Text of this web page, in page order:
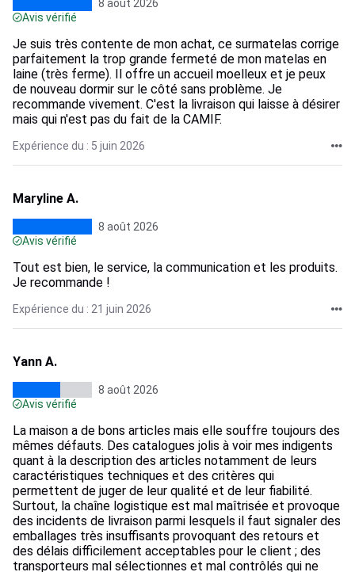
8 août 2026
Avis vérifié
Je suis très contente de mon achat, ce surmatelas corrige
parfaitement la trop grande fermeté de mon matelas en
laine (très ferme). Il offre un accueil moelleux et je peux
de nouveau dormir sur le côté sans problème. Je
recommande vivement. C'est la livraison qui laisse à désirer
mais qui n'est pas du fait de la CAMIF.
Expérience du : 5 juin 2026
Maryline A.
8 août 2026
Avis vérifié
Tout est bien, le service, la communication et les produits.
Je recommande !
Expérience du : 21 juin 2026
Yann A.
8 août 2026
Avis vérifié
La maison a de bons articles mais elle souffre toujours des
mêmes défauts. Des catalogues jolis à voir mes indigents
quant à la description des articles notamment de leurs
caractéristiques techniques et des critères qui
permettent de juger de leur qualité et de leur fiabilité.
Surtout, la chaîne logistique est mal maîtrisée et provoque
des incidents de livraison parmi lesquels il faut signaler des
emballages très insuffisants provoquant des retours et
des délais difficilement acceptables pour le client ; des
transporteurs mal sélectionnes et mal contrôlés qui ne